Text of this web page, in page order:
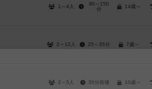
1～4人
90～150
分
14歳～
2～12人 25～35分 7歳～
2～5人 30分前後 10歳～